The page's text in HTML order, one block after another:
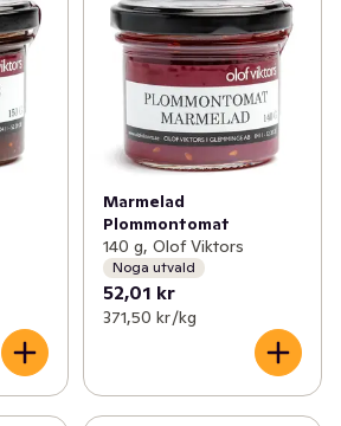
Marmelad
Plommontomat
140 g, Olof Viktors
Noga utvald
52,01 kr
371,50 kr /kg